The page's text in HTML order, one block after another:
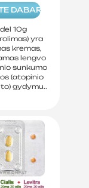
DABAR
10g
yra
kremas,
lengvo
sunkumo
(atopinio
gydymu..